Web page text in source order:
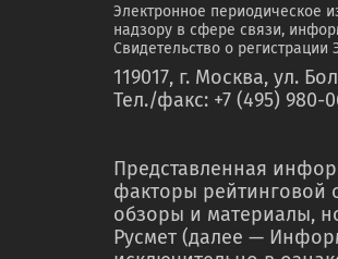
Электронное периодическое
надзору в сфере связи,
Свидетельство о регистрации
119017, г. Москва, ул.
Тел./факс: +7 (495) 980-
Представленная
факторы рейтинговой
обзоры и материалы,
Русмет (далее —